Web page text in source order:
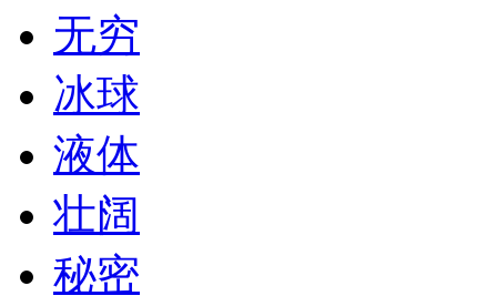
无穷
冰球
液体
壮阔
秘密